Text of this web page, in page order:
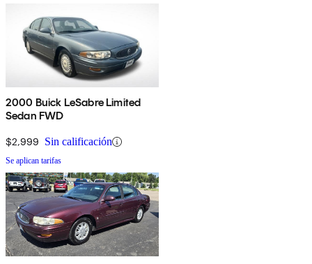
2000 Buick LeSabre Limited
Sedan FWD
$2,999 Sin calificación
Se aplican tarifas